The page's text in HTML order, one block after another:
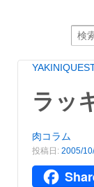
ラッ
肉コラム
投稿日: 2005/